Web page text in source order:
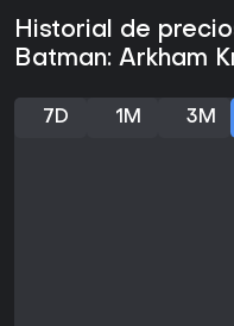
Historial de
Batman: Arkham
7D 1M 3M